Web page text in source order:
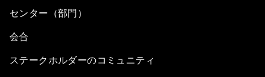
センター（部門）
会合
ステークホルダーのコミュニティ